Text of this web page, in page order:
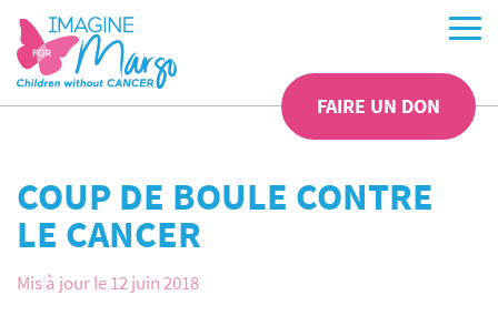
FAIRE UN DON
COUP DE BOULE CONTRE
LE CANCER
Mis à jour le 12 juin 2018